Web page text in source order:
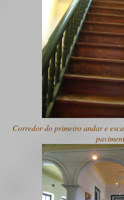
Corredor do primeiro andar e